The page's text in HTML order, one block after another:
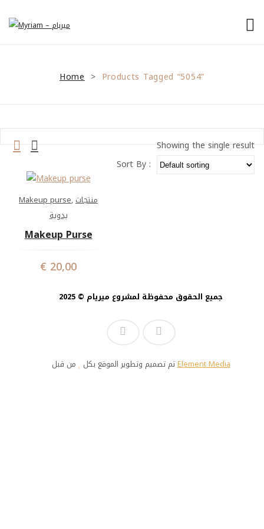
من نحن
Financial Tips
Marketing Tips
Home > Products Tagged “5054”
Showing the single result
Sort By :
Makeup purse,منتجات
يدوية
Makeup Purse
€ 20,00
جميع الحقوق محفوظة لمشروع ميريام © 2025
تم تصميم وتطوير الموقع بكلمن قبلElement Media